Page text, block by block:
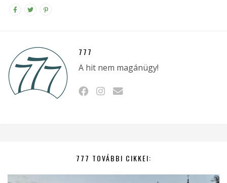
777
A hit nem magánügy!
777 TOVÁBBI CIKKEI: